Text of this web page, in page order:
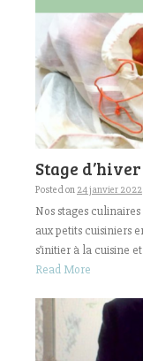
Stage
Posted on 24 janvier 2022
Nos stages
aux petits cuisiniers
s’initier à la cuisine
Read More